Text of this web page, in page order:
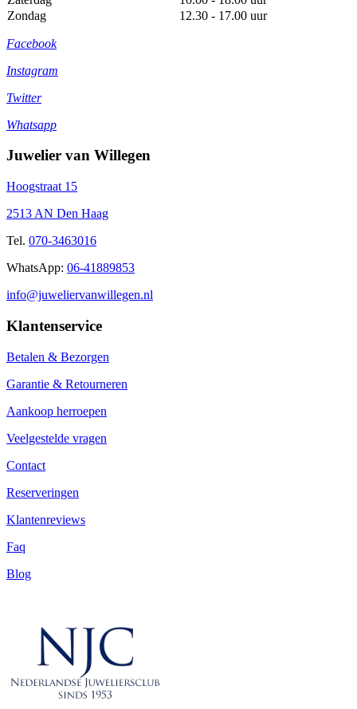
Zondag
12.30 - 17.00 uur
Facebook
Instagram
Twitter
Whatsapp
Juwelier van Willegen
Hoogstraat 15
2513 AN Den Haag
Tel. 070-3463016
WhatsApp: 06-41889853
info@juweliervanwillegen.nl
Klantenservice
Betalen & Bezorgen
Garantie & Retourneren
Aankoop herroepen
Veelgestelde vragen
Contact
Reserveringen
Klantenreviews
Faq
Blog